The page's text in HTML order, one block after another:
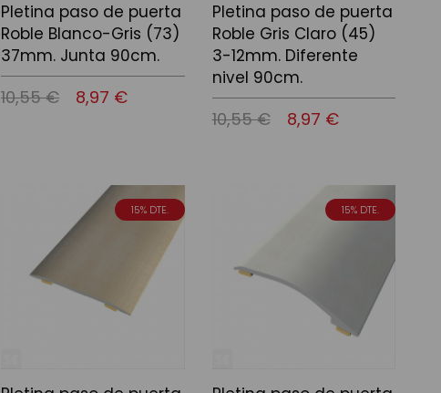
Pletina paso de puerta
Roble Blanco-Gris (73)
37mm. Junta 90cm.
10,55 € 8,97 €
Pletina paso de puerta
Roble Gris Claro (45)
3-12mm. Diferente
nivel 90cm.
10,55 € 8,97 €
15% DTE. 15% DTE.